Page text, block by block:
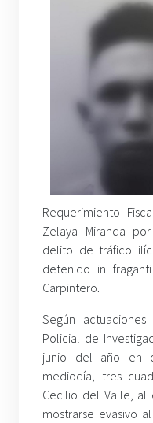
Requerimiento
Zelaya Miranda
delito de tráfico
detenido in
Carpintero.
Según
Policial de
junio del año en
mediodía, tres
Cecilio del Valle, al
mostrarse evasivo